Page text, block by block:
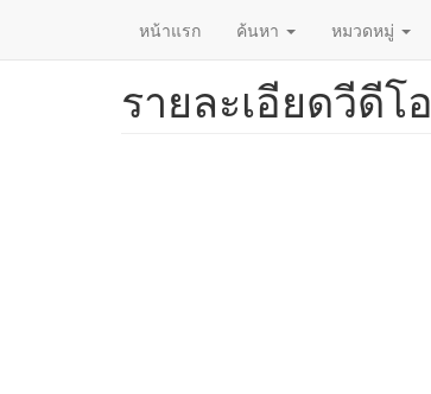
หน้าแรก ค้นหา หมวดหมู่
รายละเอียดวีดีโอ